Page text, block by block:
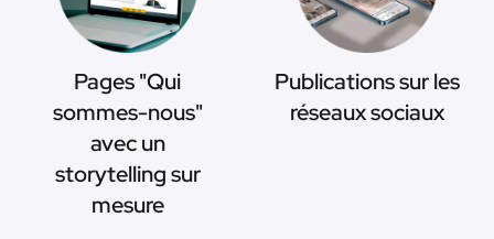
Pages "Qui
sommes-nous"
avec un
storytelling sur
mesure
Publications sur les
réseaux sociaux